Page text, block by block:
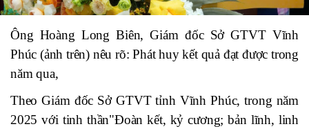
Ông Hoàng Long Biên, Giám đốc Sở GTVT Vĩnh
Phúc (ảnh trên) nêu rõ: Phát huy kết quả đạt được trong
năm qua,
Theo Giám đốc Sở GTVT tỉnh Vĩnh Phúc, trong năm
2025 với tinh thần"Đoàn kết, kỷ cương; bản lĩnh, linh